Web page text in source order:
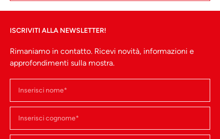
ISCRIVITI ALLA NEWSLETTER!
Rimaniamo in contatto. Ricevi novità, informazioni e
approfondimenti sulla mostra.